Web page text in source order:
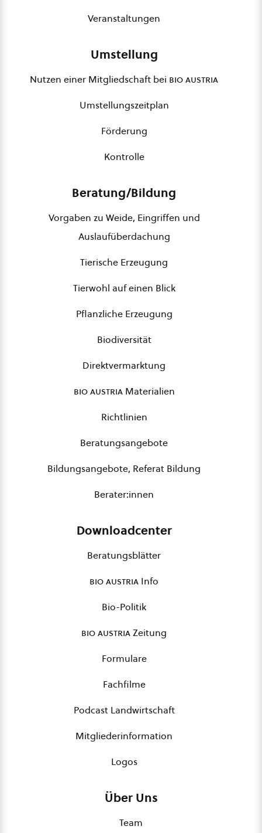
Veranstaltungen
Umstellung
Nutzen einer Mitgliedschaft bei bio austria
Umstellungszeitplan
Förderung
Kontrolle
Beratung/Bildung
Vorgaben zu Weide, Eingriffen und
Auslaufüberdachung
Tierische Erzeugung
Tierwohl auf einen Blick
Pflanzliche Erzeugung
Biodiversität
Direktvermarktung
bio austriaMaterialien
Richtlinien
Beratungsangebote
Bildungsangebote, Referat Bildung
Berater:innen
Downloadcenter
Beratungsblätter
bio austria Info
Bio-Politik
bio austriaZeitung
Formulare
Fachfilme
Podcast Landwirtschaft
Mitgliederinformation
Logos
Über Uns
Team